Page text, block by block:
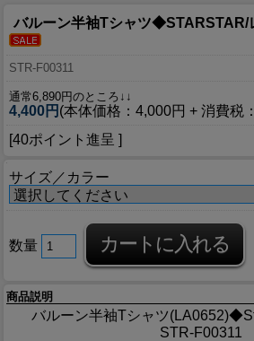
バルーン半袖Tシャツ◆STARSTAR/
STR-F00311
通常6,890円のところ↓↓
4,400円 (本体価格：4,000円 + 消費税
[40ポイント進呈 ]
サイズ／カラー
数量
商品説明
バルーン半袖Tシャツ
STR-F00311